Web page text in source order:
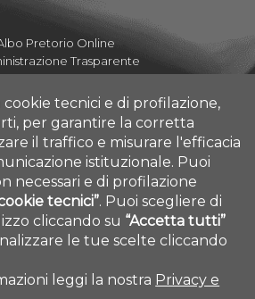
Pretorio Online
Trasparente
la Faccia
elettronica UdA
elettronica DdA
Dove siamo
utili Campus
Campus Pescara
Informatico d'Ateneo
Help Desk Studenti
e Placement
Cookie settings
tecnici e di profilazione,
per garantire la corretta
il traffico e misurare l'efficacia
istituzionale. Puoi
necessari e di profilazione
tecnici”. Puoi scegliere di
cliccando su “Accetta tutti”
le tue scelte cliccando
leggi la nostra Privacy e